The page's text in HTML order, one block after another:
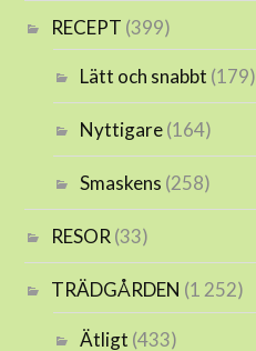
RECEPT (399)
Lätt och snabbt (179)
Nyttigare(164)
Smaskens (258)
RESOR(33)
TRÄDGÅRDEN (1 252)
Ätligt (433)